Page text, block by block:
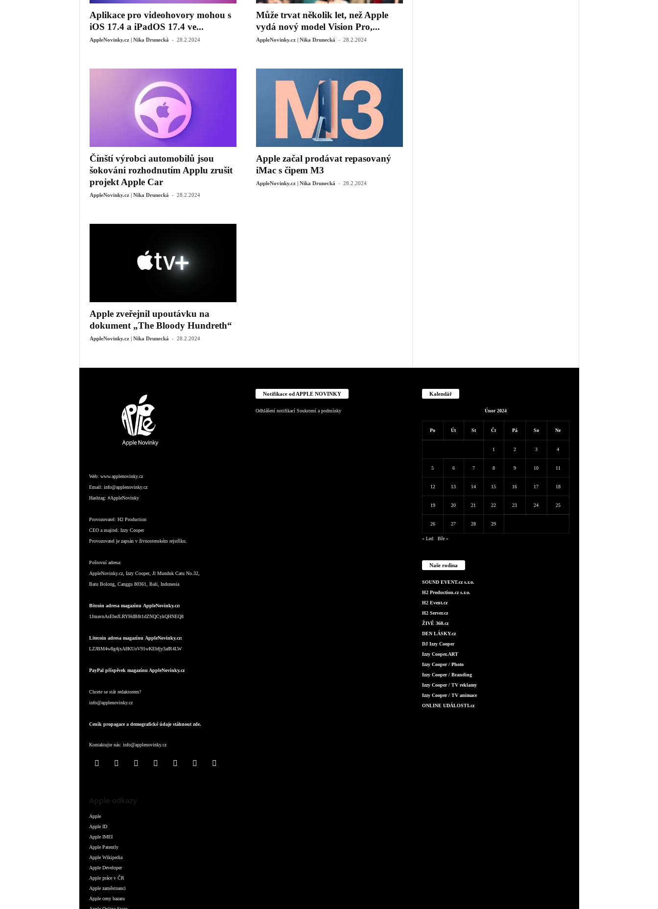
Aplikace pro videohovory mohou s
iOS 17.4 a iPadOS 17.4 ve...
AppleNovinky.cz | Nika Drunecká - 28.2.2024
Může trvat několik let, než Apple
vydá nový model Vision Pro,...
AppleNovinky.cz | Nika Drunecká - 28.2.2024
Čínští výrobci automobilů jsou
šokováni rozhodnutím Applu zrušit
projekt Apple Car
AppleNovinky.cz | Nika Drunecká - 28.2.2024
Apple začal prodávat repasovaný
iMac s čipem M3
AppleNovinky.cz | Nika Drunecká - 28.2.2024
Apple zveřejnil upoutávku na
dokument „The Bloody Hundreth“
AppleNovinky.cz | Nika Drunecká - 28.2.2024
Web: www.applenovinky.cz
Email: info@applenovinky.cz
Hashtag: #AppleNovinky
Provozovatel: H2 Production
CEO a majitel: Izzy Cooper
Provozovatel je zapsán v živnostenském rejstříku.
Poštovní adresa:
AppleNovinky.cz, Izzy Cooper, Jl Munduk Catu No.32,
Batu Bolong, Canggu 80361, Bali, Indonesia
Bitcoin adresa magazínu AppleNovinky.cz:
1JmavnAsEbeJLRYHdB8t1dZNQCykQHNEQ8
Litecoin adresa magazínu AppleNovinky.cz:
LZJBM4w8g4jxA8KUoV91wKEbfjy3afR4LW
PayPal příspěvek magazínu AppleNovinky.cz
Chcete se stát redaktorem?
info@applenovinky.cz
Ceník propagace a demografické údaje stáhnout zde.
Kontaktujte nás: info@applenovinky.cz
Apple odkazy
Apple
Apple ID
Apple IMEI
Apple Patently
Apple Wikipedia
Apple Developer
Apple práce v ČR
Apple zaměstnanci
Apple ceny bazaru
Notifikace od APPLE NOVINKY
Odhlášení notifikací Soukromí a podmínky
Kalendář
Únor 2024
Po Út St Čt Pá So Ne
1 2 3 4
5 6 7 8 9 10 11
12 13 14 15 16 17 18
19 20 21 22 23 24 25
26 27 28 29
« Led Bře »
Naše rodina
SOUND EVENT.cz s.r.o.
H2 Production.cz s.r.o.
H2 Event.cz
H2 Server.cz
ŽIVĚ 360.cz
DEN LÁSKY.cz
DJ Izzy Cooper
Izzy Cooper.ART
Izzy Cooper / Photo
Izzy Cooper / Branding
Izzy Cooper / TV reklamy
Izzy Cooper / TV animace
ONLINE UDÁLOSTI.cz